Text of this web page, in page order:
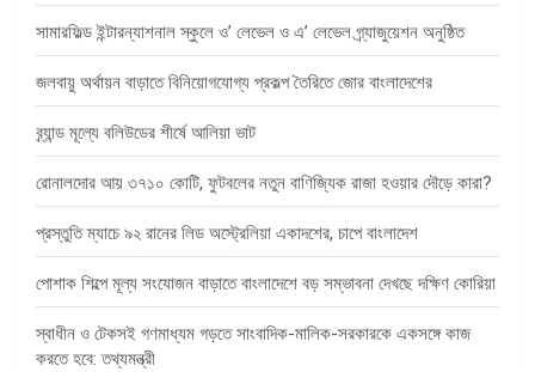
সামারফিল্ড ইন্টারন্যাশনাল স্কুলে ও’ লেভেল ও এ’ লেভেল গ্র্যাজুয়েশন অনুষ্ঠিত
জলবায়ু অর্থায়ন বাড়াতে বিনিয়োগযোগ্য প্রকল্প তৈরিতে জোর বাংলাদেশের
ব্র্যান্ড মূল্যে বলিউডের শীর্ষে আলিয়া ভাট
রোনালদোর আয় ৩৭১০ কোটি, ফুটবলের নতুন বাণিজ্যিক রাজা হওয়ার দৌড়ে কারা?
প্রস্তুতি ম্যাচে ৯২ রানের লিড অস্ট্রেলিয়া একাদশের, চাপে বাংলাদেশ
পোশাক শিল্পে মূল্য সংযোজন বাড়াতে বাংলাদেশে বড় সম্ভাবনা দেখছে দক্ষিণ কোরিয়া
স্বাধীন ও টেকসই গণমাধ্যম গড়তে সাংবাদিক-মালিক-সরকারকে একসঙ্গে কাজ
করতে হবে: তথ্যমন্ত্রী